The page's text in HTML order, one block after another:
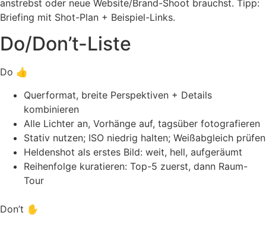
anstrebst oder neue Website/Brand-Shoot brauchst. Tipp:
Briefing mit Shot-Plan + Beispiel-Links.
Do/Don’t-Liste
Do 👍
Querformat, breite Perspektiven + Details
kombinieren
Alle Lichter an, Vorhänge auf, tagsüber fotografieren
Stativ nutzen; ISO niedrig halten; Weißabgleich prüfen
Heldenshot als erstes Bild: weit, hell, aufgeräumt
Reihenfolge kuratieren: Top-5 zuerst, dann Raum-
Tour
Don’t ✋